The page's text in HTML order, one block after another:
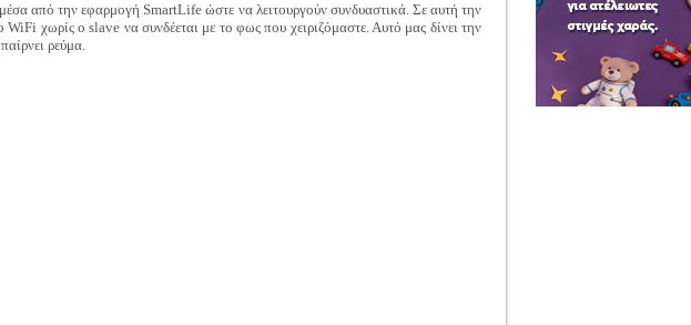
από την εφαρμογή SmartLife ώστε να λειτουργούν συνδυαστικά. Σε αυτή την
χωρίς ο slave να συνδέεται με το φως που χειριζόμαστε. Αυτό μας δίνει την
ρεύμα.